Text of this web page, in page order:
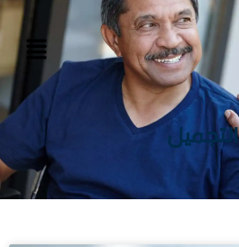
التجميل